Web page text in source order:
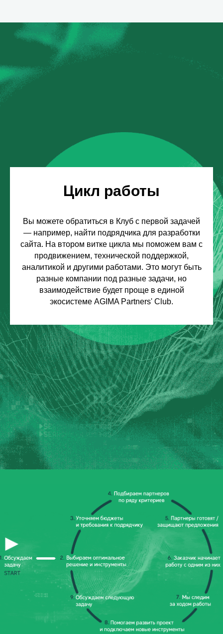
Цикл работы
Вы можете обратиться в Клуб с первой задачей
— например, найти подрядчика для разработки
сайта. На втором витке цикла мы поможем вам с
продвижением, технической поддержкой,
аналитикой и другими работами. Это могут быть
разные компании под разные задачи, но
взаимодействие будет проще в единой
экосистеме AGIMA Partners' Club.